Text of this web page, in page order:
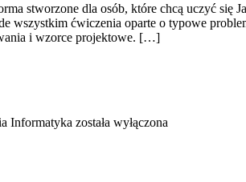
stworzone dla osób, które chcą uczyć
wszystkim ćwiczenia oparte o typowe
i wzorce projektowe. […]
Informatyka została wyłączona